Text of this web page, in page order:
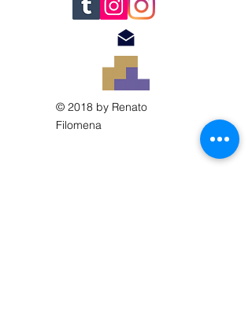
© 2018 by Renato
Filomena